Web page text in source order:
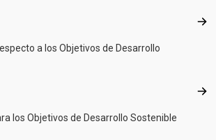
a los Objetivos de Desarrollo
los Objetivos de Desarrollo Sostenible